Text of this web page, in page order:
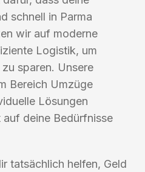
schnell in Parma
wir auf moderne
Logistik, um
sparen. Unsere
Bereich Umzüge
Lösungen
deine Bedürfnisse
tatsächlich helfen, Geld